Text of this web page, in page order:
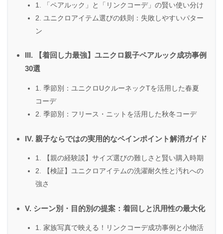
1. 「ペアルック」と「リンクコーデ」の賢い使い分け
2. ユニクロアイテム選びの鉄則：失敗しやすいパター
ン
III. 【着回し力最強】ユニクロ親子ペアルック成功事例
30選
1. 季節別：ユニクロUクルーネックTを活用した春夏
コーデ
2. 季節別：フリース・ニットを活用した秋冬コーデ
IV. 親子ならではの実用的なペインポイント解消ガイド
1. 【親の経験談】サイズ選びの難しさと賢い購入時期
2. 【検証】ユニクロアイテムの洗濯耐久性と汚れへの
強さ
V. シーン別・目的別の提案：着回しと汎用性の最大化
1. 家族写真で映える！リンクコーデ成功事例と小物活